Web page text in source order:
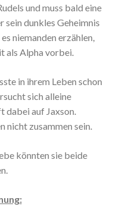
und muss bald eine
sein dunkles Geheimnis
niemanden erzählen,
als Alpha vorbei.
in ihrem Leben schon
sich alleine
dabei auf Jaxson.
nicht zusammen sein.
könnten sie beide